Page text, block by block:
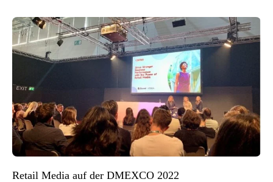
Retail Media auf der DMEXCO 2022